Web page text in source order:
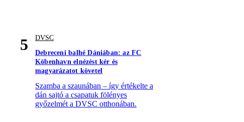
5
DVSC
Debreceni balhé Dániában: az FC
Köbenhavn elnézést kér és
magyarázatot követel
Szamba a szaunában – így értékelte a
dán sajtó a csapatuk fölényes
győzelmét a DVSC otthonában.